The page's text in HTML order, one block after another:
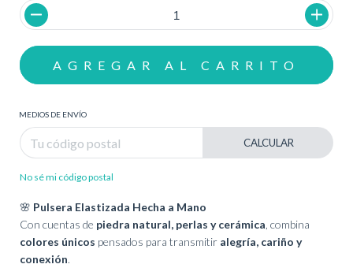
MEDIOS DE ENVÍO
CALCULAR
No sé mi código postal
🌸 Pulsera Elastizada Hecha a Mano
Con cuentas de piedra natural, perlas y cerámica, combina
colores únicos pensados para transmitir alegría, cariño y
conexión.